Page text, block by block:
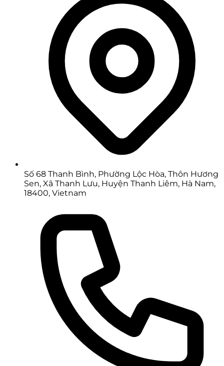
Số 68 Thanh Bình, Phường Lộc Hòa, Thôn Hương
Sen, Xã Thanh Lưu, Huyện Thanh Liêm, Hà Nam,
18400, Vietnam